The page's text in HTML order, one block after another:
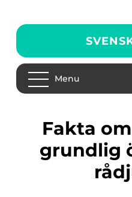
Menu
Fakta om rådjur: En
grundlig